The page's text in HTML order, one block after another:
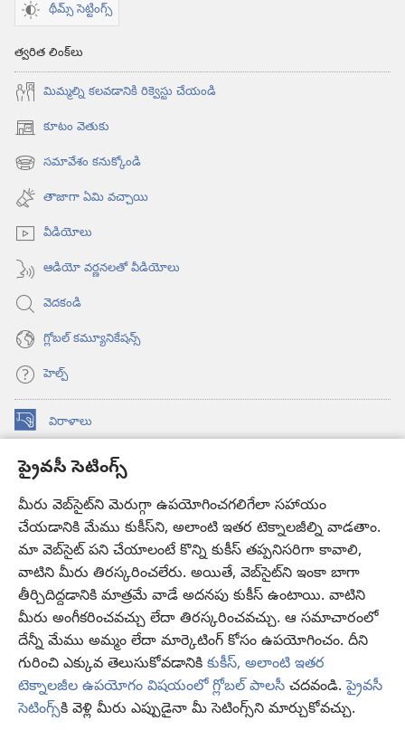
ప్రైవసీ సెటింగ్స్
మీరు వెబ్‌సైట్‌ని మెరుగ్గా ఉపయోగించగలిగేలా సహాయం
చేయడానికి మేము కుకీస్‌ని, అలాంటి ఇతర టెక్నాలజీల్ని వాడతాం.
మా వెబ్‌సైట్‌ పని చేయాలంటే కొన్ని కుకీస్‌ తప్పనిసరిగా కావాలి,
వాటిని మీరు తిరస్కరించలేరు. అయితే, వెబ్‌సైట్‌ని ఇంకా బాగా
తీర్చిదిద్దడానికి మాత్రమే వాడే అదనపు కుకీస్‌ ఉంటాయి. వాటిని
మీరు అంగీకరించవచ్చు లేదా తిరస్కరించవచ్చు. ఆ సమాచారంలో
దేన్నీ మేము అమ్మం లేదా మార్కెటింగ్‌ కోసం ఉపయోగించం. దీని
గురించి ఎక్కువ తెలుసుకోవడానికి కుకీస్, అలాంటి ఇతర
టెక్నాలజీల ఉపయోగం విషయంలో గ్లోబల్ పాలసీ చదవండి.ప్రైవసీ
సెటింగ్స్‌కి వెళ్లి మీరు ఎప్పుడైనా మీ సెటింగ్స్‌ని మార్చుకోవచ్చు.
థీమ్స్ సెట్టింగ్స్
త్వరిత లింక్‌లు
మిమ్మల్ని కలవడానికి రిక్వెస్టు చేయండి
కూటం వెతుకు
(కొత్త
విండో
ఓపెన్‌
అవుతుంది)
సమావేశం కనుక్కోండి
(కొత్త
విండో
ఓపెన్‌
అవుతుంది)
తాజాగా ఏమి వచ్చాయి
వీడియోలు
ఆడియో వర్ణనలతో వీడియోలు
వెదకండి
గ్లోబల్‌ కమ్యూనికేషన్స్‌
హెల్ప్‌
విరాళాలు
(కొత్త
ఓపెన్‌ కావలికోట ఆన్‌లైన్‌ లైబ్రరీ
(కొత్త
విండో
ఓపెన్‌
అవుతుంది)
JW Hub
(కొత్త
విండో
ఓపెన్‌
అవుతుంది)
JW లైబ్రరీ
కావలికోట లైబ్రరీ
Copyright© 2026 Watch Tower Bible and Tract Society of Pennsylvania.
వినియోగంపై షరతులు| ప్రైవసీ పాలసీ| ప్రైవసీ సెటింగ్స్